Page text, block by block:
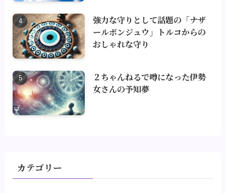
強力な守りとして話題の「ナザ
ールボンジュウ」トルコからの
おしゃれな守り
２ちゃんねるで噂になった伊勢
女さんの予知夢
カテゴリー